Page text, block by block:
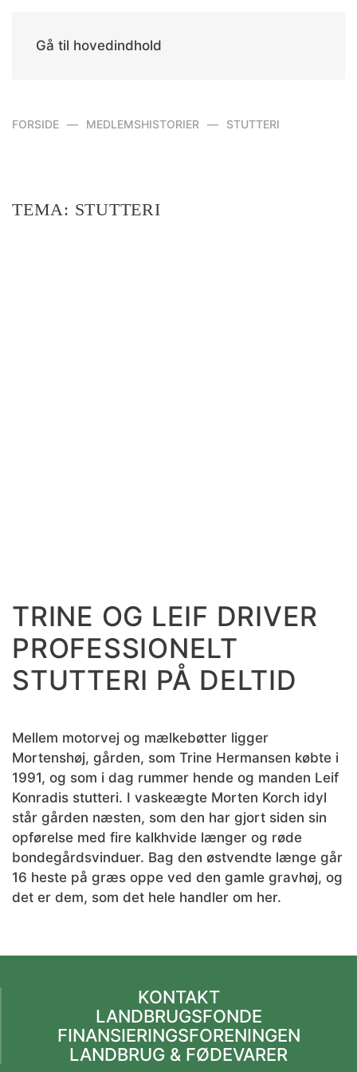
Gå til hovedindhold
FORSIDE MEDLEMSHISTORIER STUTTERI
TEMA: STUTTERI
TRINE OG LEIF DRIVER
PROFESSIONELT
STUTTERI PÅ DELTID
Mellem motorvej og mælkebøtter ligger
Mortenshøj, gården, som Trine Hermansen købte i
1991, og som i dag rummer hende og manden Leif
Konradis stutteri. I vaskeægte Morten Korch idyl
står gården næsten, som den har gjort siden sin
opførelse med fire kalkhvide længer og røde
bondegårdsvinduer. Bag den østvendte længe går
16 heste på græs oppe ved den gamle gravhøj, og
det er dem, som det hele handler om her.
KONTAKT
LANDBRUGSFONDE
FINANSIERINGSFORENINGEN
LANDBRUG & FØDEVARER